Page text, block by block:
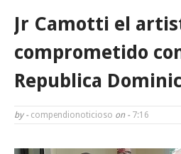
Jr Camotti el
comprometido
Republica
by - compendionoticioso on - 7:16